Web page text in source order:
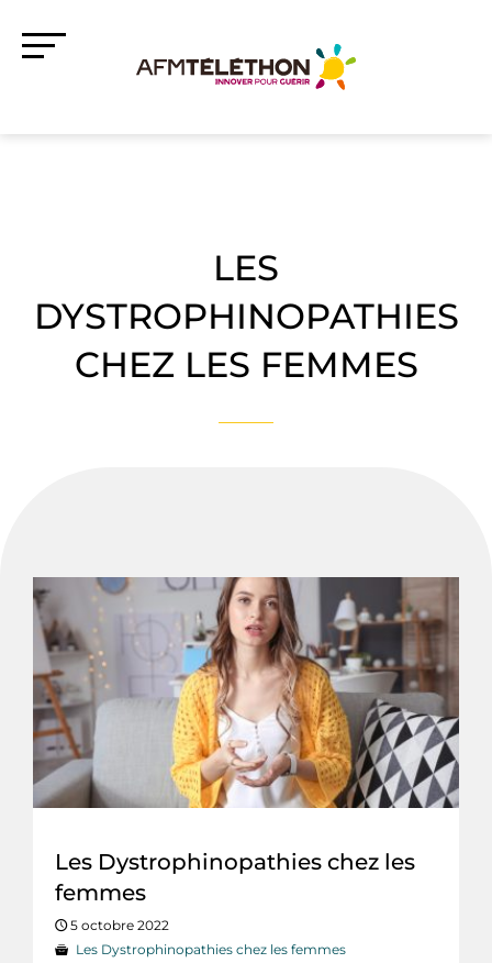
LES
DYSTROPHINOPATHIES
CHEZ LES FEMMES
Les Dystrophinopathies chez les
femmes
5 octobre 2022
Les Dystrophinopathies chez les femmes